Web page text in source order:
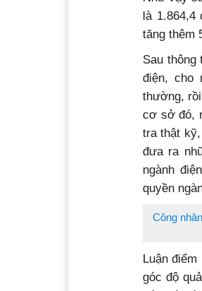
Như vậy
là 1.864,4
tăng thêm
Sau thông
điện, cho
thường,
cơ sở đó,
tra thật
đưa ra
ngành
Công
Luận